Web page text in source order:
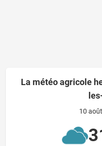
La météo agricole
10